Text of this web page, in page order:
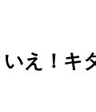
え！キ